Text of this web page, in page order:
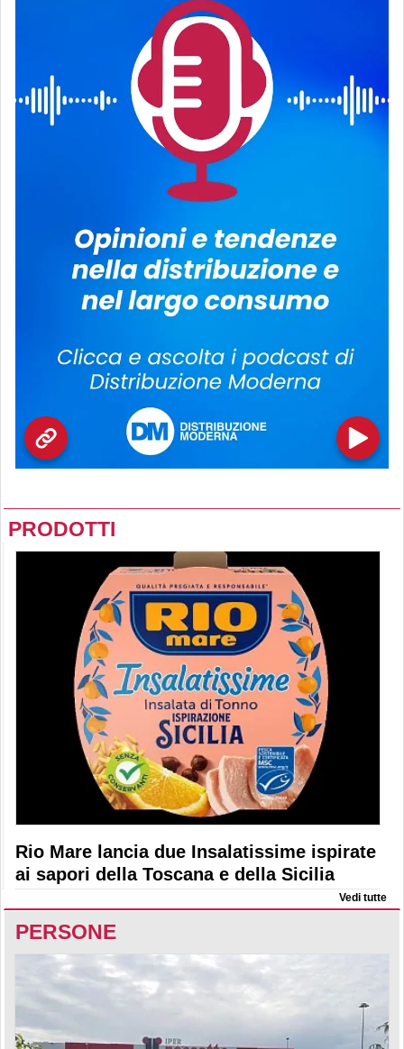
PRODOTTI
Rio Mare lancia due Insalatissime ispirate
ai sapori della Toscana e della Sicilia
Vedi tutte
PERSONE